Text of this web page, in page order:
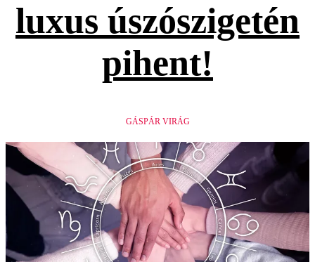
luxus úszószigetén
pihent!
GÁSPÁR VIRÁG